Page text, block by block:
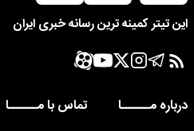
این تیتر کمینه ترین رسانه خبری ایران
درباره مــــــا
تماس با مــــــا